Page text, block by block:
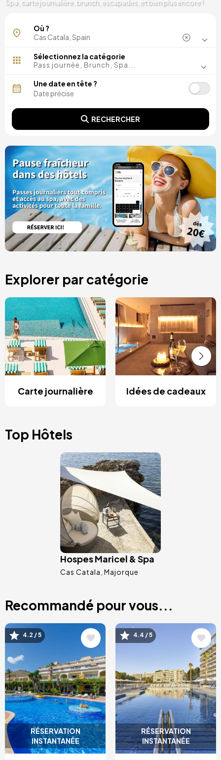
Spa, carte journalière, brunch, escapades, et bien plus encore !
Où ?
Sélectionnez la catégorie
Pass journée, Brunch, Spa...
Une date en tête ?
RECHERCHER
Explorer par catégorie
Carte journalière Idées de cadeaux
Top Hôtels
Image
Hospes Maricel & Spa
Cas Catala Majorque
Recommandé pour vous...
RÉSERVATION
INSTANTANÉE
Image
4.2 / 5
RÉSERVATION
INSTANTANÉE
Image
4.4 / 5